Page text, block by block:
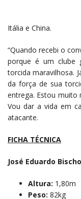
Itália e China.
“Quando recebi o
porque é um clube
torcida maravilhosa.
da força de sua
entrega. Estou muito
Vou dar a vida em
atacante.
FICHA TÉCNICA
José Eduardo
Altura: 1,80m
Peso: 82kg